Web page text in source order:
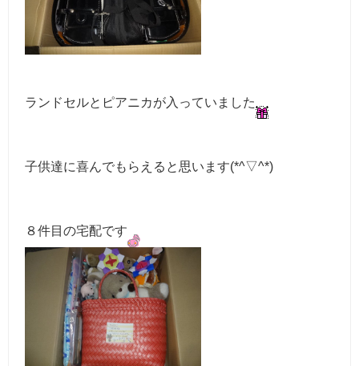
ランドセルとピアニカが入っていました
子供達に喜んでもらえると思います(*^▽^*)
８件目の宅配です